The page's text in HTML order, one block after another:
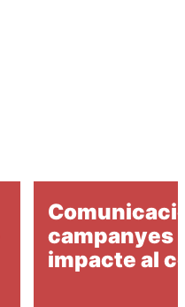
campanyes
impacte al